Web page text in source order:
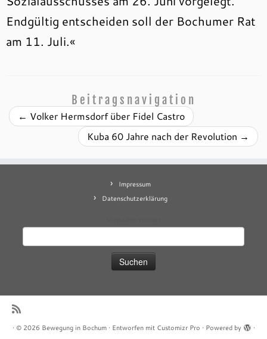
Endgültig entscheiden soll der Bochumer Rat
am 11. Juli.«
Beitragsnavigation
← Volker Hermsdorf über Fidel Castro
Kuba 60 Jahre nach der Revolution →
Impressum
Datenschutzerklärung
· © 2026 Bewegung in Bochum· Entworfen mit Customizr Pro · Powered by ·